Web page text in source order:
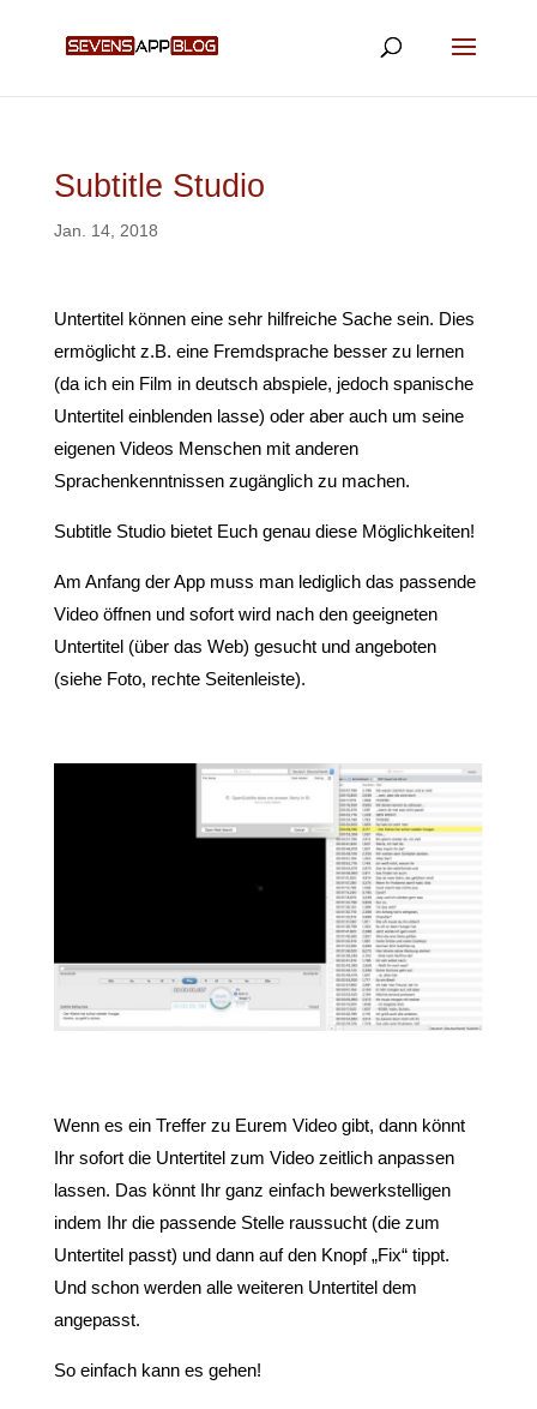
Subtitle Studio
Jan. 14, 2018
Untertitel können eine sehr hilfreiche Sache sein. Dies
ermöglicht z.B. eine Fremdsprache besser zu lernen
(da ich ein Film in deutsch abspiele, jedoch spanische
Untertitel einblenden lasse) oder aber auch um seine
eigenen Videos Menschen mit anderen
Sprachenkenntnissen zugänglich zu machen.
Subtitle Studio bietet Euch genau diese Möglichkeiten!
Am Anfang der App muss man lediglich das passende
Video öffnen und sofort wird nach den geeigneten
Untertitel (über das Web) gesucht und angeboten
(siehe Foto, rechte Seitenleiste).
Wenn es ein Treffer zu Eurem Video gibt, dann könnt
Ihr sofort die Untertitel zum Video zeitlich anpassen
lassen. Das könnt Ihr ganz einfach bewerkstelligen
indem Ihr die passende Stelle raussucht (die zum
Untertitel passt) und dann auf den Knopf „Fix“ tippt.
Und schon werden alle weiteren Untertitel dem
angepasst.
So einfach kann es gehen!